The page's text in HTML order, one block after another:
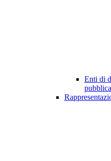
Enti di